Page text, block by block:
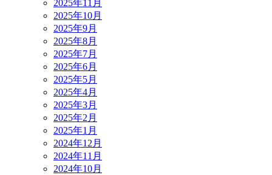
2025年11月
2025年10月
2025年9月
2025年8月
2025年7月
2025年6月
2025年5月
2025年4月
2025年3月
2025年2月
2025年1月
2024年12月
2024年11月
2024年10月